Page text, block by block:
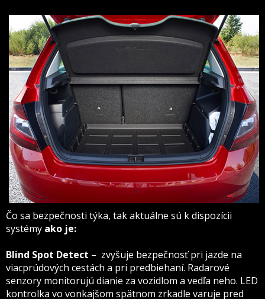
Čo sa bezpečnosti týka, tak aktuálne sú k dispozícii
systémy ako je:
Blind Spot Detect – zvyšuje bezpečnosť pri jazde na
viacprúdových cestách a pri predbiehaní. Radarové
senzory monitorujú dianie za vozidlom a vedľa neho. LED
kontrolka vo vonkajšom spätnom zrkadle varuje pred